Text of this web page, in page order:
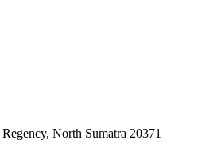
North Sumatra 20371